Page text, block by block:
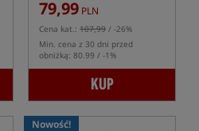
79,99 PLN
Cena kat.: 107,99 / -26%
Min. cena z 30 dni przed
obniżką: 80.99 / -1%
KUP
Nowość!